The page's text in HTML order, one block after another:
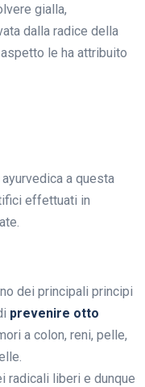
gialla,
dalla radice della
aspetto le ha attribuito
a questa
effettuati in
dei principali principi
prevenire otto
a colon, reni, pelle,
radicali liberi e dunque